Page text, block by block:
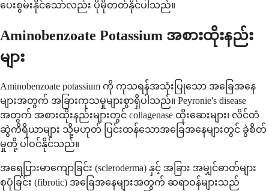
ပေးစွမ်းနိုင်သော်လည်း ပိုမိုတတ်နိုင်ပါသည်။
Aminobenzoate Potassium အစားထိုးနည်း
များ
Aminobenzoate potassium ကို ကုသရန်အသုံးပြုသော အခြေအနေ
များအတွက် အခြားကုသမှုများစွာရှိပါသည်။ Peyronie's disease
အတွက် အစားထိုးနည်းများတွင် collagenase ထိုးဆေးများ၊ လိင်တံ
ဆွဲကိရိယာများ သို့မဟုတ် ပြင်းထန်သောအခြေအနေများတွင် ခွဲစိတ်
မှုတို့ ပါဝင်နိုင်သည်။
အရေပြားမာကျောခြင်း (scleroderma) နှင့် အခြား အမျှင်ဓာတ်များ
စုပုံခြင်း (fibrotic) အခြေအနေများအတွက် ဆရာဝန်များသည်